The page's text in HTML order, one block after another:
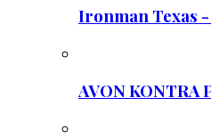
Ironman Texas
AVON KONTRA